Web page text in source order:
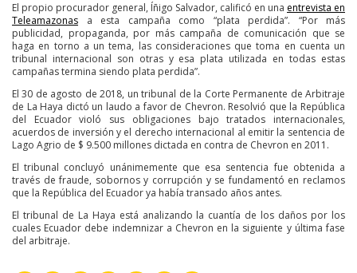
El propio procurador general, Íñigo Salvador, calificó en una entrevista en
Teleamazonas a esta campaña como “plata perdida”. “Por más
publicidad, propaganda, por más campaña de comunicación que se
haga en torno a un tema, las consideraciones que toma en cuenta un
tribunal internacional son otras y esa plata utilizada en todas estas
campañas termina siendo plata perdida”.
El 30 de agosto de 2018, un tribunal de la Corte Permanente de Arbitraje
de La Haya dictó un laudo a favor de Chevron. Resolvió que la República
del Ecuador violó sus obligaciones bajo tratados internacionales,
acuerdos de inversión y el derecho internacional al emitir la sentencia de
Lago Agrio de $ 9.500 millones dictada en contra de Chevron en 2011.
El tribunal concluyó unánimemente que esa sentencia fue obtenida a
través de fraude, sobornos y corrupción y se fundamentó en reclamos
que la República del Ecuador ya había transado años antes.
El tribunal de La Haya está analizando la cuantía de los daños por los
cuales Ecuador debe indemnizar a Chevron en la siguiente y última fase
del arbitraje.